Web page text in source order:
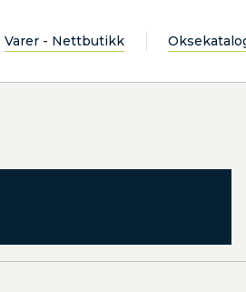
Varer - Nettbutikk